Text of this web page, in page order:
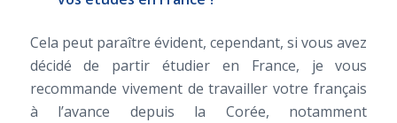
Cela peut paraître évident, cependant, si vous avez
décidé de partir étudier en France, je vous
recommande vivement de travailler votre français
à l’avance depuis la Corée, notamment